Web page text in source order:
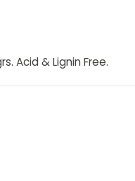
Acid & Lignin Free.